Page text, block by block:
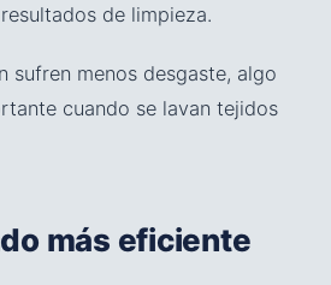
de limpieza.
sufren menos desgaste, algo
cuando se lavan tejidos
más eficiente